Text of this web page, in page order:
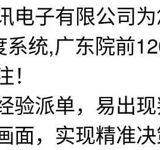
电子有限公司
系统,广东院前
验派单，易出
面，实现精准